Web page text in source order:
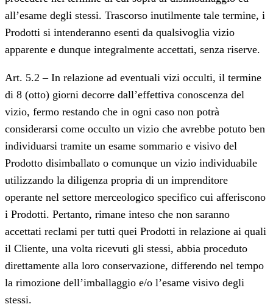
all’esame degli stessi. Trascorso inutilmente tale termine, i
Prodotti si intenderanno esenti da qualsivoglia vizio
apparente e dunque integralmente accettati, senza riserve.
Art. 5.2 – In relazione ad eventuali vizi occulti, il termine
di 8 (otto) giorni decorre dall’effettiva conoscenza del
vizio, fermo restando che in ogni caso non potrà
considerarsi come occulto un vizio che avrebbe potuto ben
individuarsi tramite un esame sommario e visivo del
Prodotto disimballato o comunque un vizio individuabile
utilizzando la diligenza propria di un imprenditore
operante nel settore merceologico specifico cui afferiscono
i Prodotti. Pertanto, rimane inteso che non saranno
accettati reclami per tutti quei Prodotti in relazione ai quali
il Cliente, una volta ricevuti gli stessi, abbia proceduto
direttamente alla loro conservazione, differendo nel tempo
la rimozione dell’imballaggio e/o l’esame visivo degli
stessi.